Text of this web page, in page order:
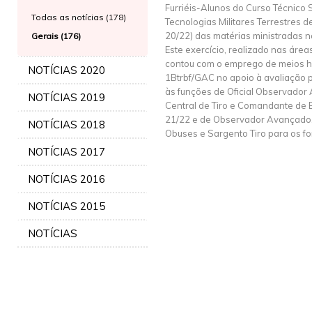
Todas as notícias (178)
Gerais (176)
NOTÍCIAS 2020
NOTÍCIAS 2019
NOTÍCIAS 2018
NOTÍCIAS 2017
NOTÍCIAS 2016
NOTÍCIAS 2015
NOTÍCIAS
Furriéis-Alunos do Curso Técnico
Tecnologias Militares Terrestres
20/22) das matérias ministradas
Este exercício, realizado nas
contou com o emprego de meios
1Btrbf/GAC no apoio à avaliação
às funções de Oficial Observador
Central de Tiro e Comandante de
21/22 e de Observador
Obuses e Sargento Tiro para os